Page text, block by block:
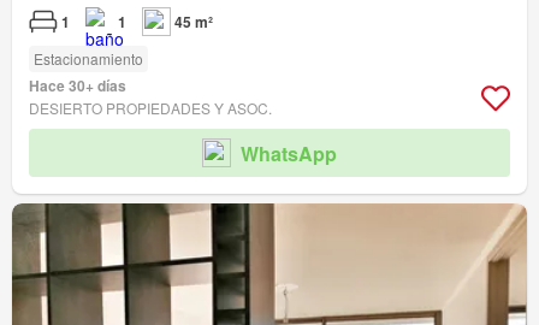
1 1 45 m²
Estacionamiento
Hace 30+ días
DESIERTO PROPIEDADES Y ASOC.
WhatsApp